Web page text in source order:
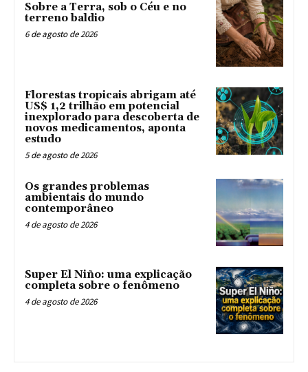
Sobre a Terra, sob o Céu e no
terreno baldio
6 de agosto de 2026
Florestas tropicais abrigam até
US$ 1,2 trilhão em potencial
inexplorado para descoberta de
novos medicamentos, aponta
estudo
5 de agosto de 2026
Os grandes problemas
ambientais do mundo
contemporâneo
4 de agosto de 2026
Super El Niño: uma explicação
completa sobre o fenômeno
4 de agosto de 2026